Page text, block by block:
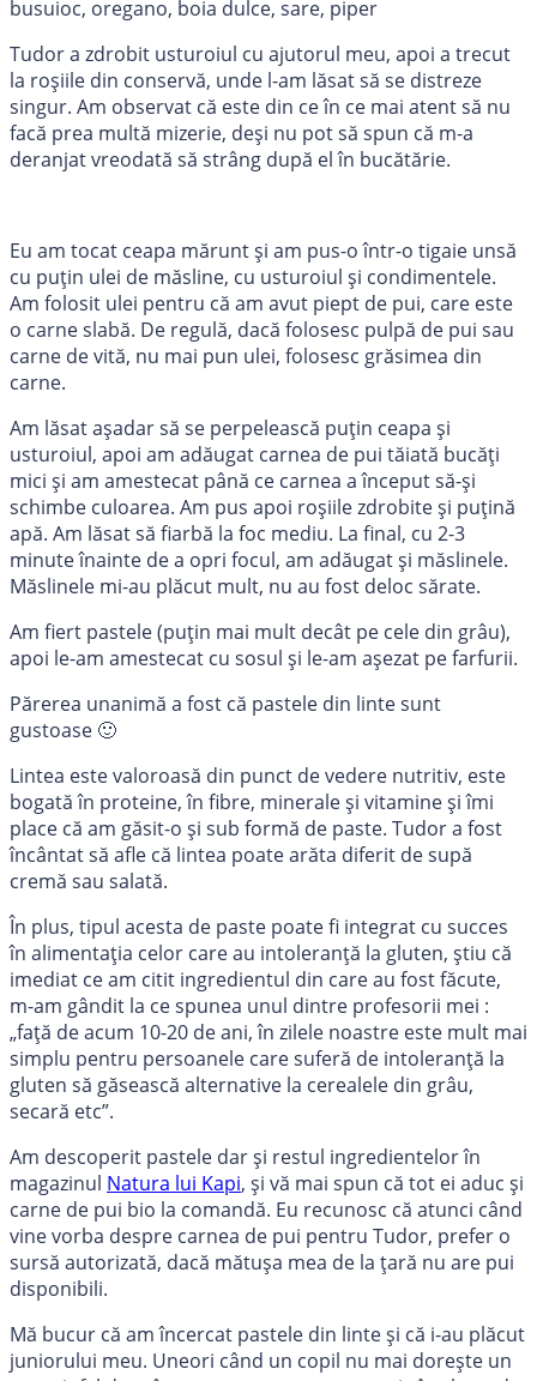
busuioc, oregano, boia dulce, sare, piper
Tudor a zdrobit usturoiul cu ajutorul meu, apoi a trecut
la roșiile din conservă, unde l-am lăsat să se distreze
singur. Am observat că este din ce în ce mai atent să nu
facă prea multă mizerie, deși nu pot să spun că m-a
deranjat vreodată să strâng după el în bucătărie.
Eu am tocat ceapa mărunt și am pus-o într-o tigaie unsă
cu puțin ulei de măsline, cu usturoiul și condimentele.
Am folosit ulei pentru că am avut piept de pui, care este
o carne slabă. De regulă, dacă folosesc pulpă de pui sau
carne de vită, nu mai pun ulei, folosesc grăsimea din
carne.
Am lăsat așadar să se perpelească puțin ceapa și
usturoiul, apoi am adăugat carnea de pui tăiată bucăți
mici și am amestecat până ce carnea a început să-și
schimbe culoarea. Am pus apoi roșiile zdrobite și puțină
apă. Am lăsat să fiarbă la foc mediu. La final, cu 2-3
minute înainte de a opri focul, am adăugat și măslinele.
Măslinele mi-au plăcut mult, nu au fost deloc sărate.
Am fiert pastele (puțin mai mult decât pe cele din grâu),
apoi le-am amestecat cu sosul și le-am așezat pe farfurii.
Părerea unanimă a fost că pastele din linte sunt
gustoase 🙂
Lintea este valoroasă din punct de vedere nutritiv, este
bogată în proteine, în fibre, minerale și vitamine și îmi
place că am găsit-o și sub formă de paste. Tudor a fost
încântat să afle că lintea poate arăta diferit de supă
cremă sau salată.
În plus, tipul acesta de paste poate fi integrat cu succes
în alimentația celor care au intoleranță la gluten, știu că
imediat ce am citit ingredientul din care au fost făcute,
m-am gândit la ce spunea unul dintre profesorii mei :
„față de acum 10-20 de ani, în zilele noastre este mult mai
simplu pentru persoanele care suferă de intoleranță la
gluten să găsească alternative la cerealele din grâu,
secară etc”.
Am descoperit pastele dar și restul ingredientelor în
magazinul Natura lui Kapi, și vă mai spun că tot ei aduc și
carne de pui bio la comandă. Eu recunosc că atunci când
vine vorba despre carnea de pui pentru Tudor, prefer o
sursă autorizată, dacă mătușa mea de la țară nu are pui
disponibili.
Mă bucur că am încercat pastele din linte și că i-au plăcut
juniorului meu. Uneori când un copil nu mai dorește un